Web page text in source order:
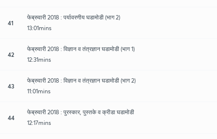
41
फेब्रुवारी 2018 : पर्यावरणीय घडामोडी (भाग 2)
13:01mins
42
फेब्रुवारी 2018 : विज्ञान व तंत्रज्ञान घडामोडी (भाग 1)
12:31mins
43
फेब्रुवारी 2018 : विज्ञान व तंत्रज्ञान घडामोडी (भाग 2)
11:01mins
44
फेब्रुवारी 2018 : पुरस्कार, पुस्तके व क्रीडा घडामोडी
12:17mins